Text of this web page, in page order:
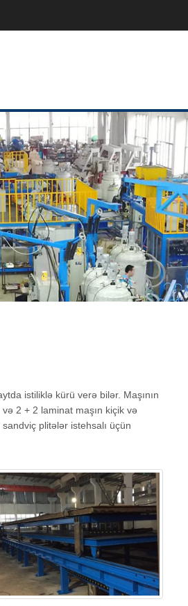
istiliklə kürü verə bilər. Maşının
2 + 2 laminat maşın kiçik və
plitələr istehsalı üçün